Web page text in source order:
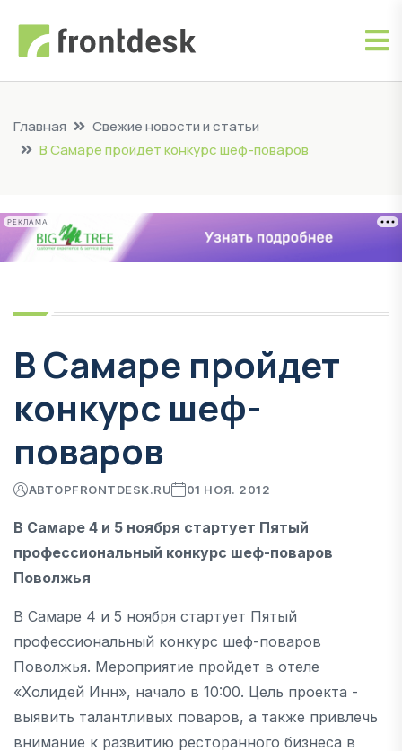
Главная
Свежие новости и статьи
В Самаре пройдет конкурс шеф-поваров
РЕКЛАМА
В Самаре пройдет
конкурс шеф-
поваров
АВТОРFRONTDESK.RU 01 НОЯ. 2012
В Самаре 4 и 5 ноября стартует Пятый
профессиональный конкурс шеф-поваров
Поволжья
В Самаре 4 и 5 ноября стартует Пятый
профессиональный конкурс шеф-поваров
Поволжья. Мероприятие пройдет в отеле
«Холидей Инн», начало в 10:00. Цель проекта -
выявить талантливых поваров, а также привлечь
внимание к развитию ресторанного бизнеса в